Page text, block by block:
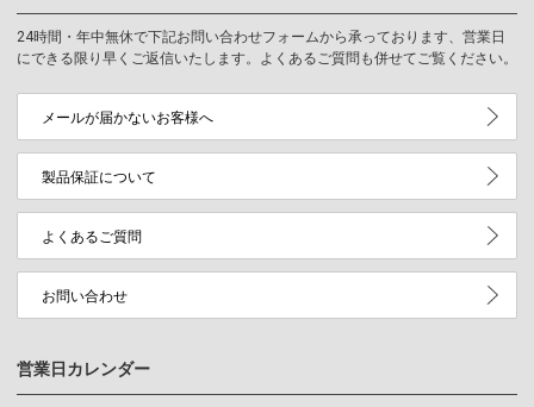
24時間・年中無休で下記お問い合わせフォームから承っております、営業日
にできる限り早くご返信いたします。よくあるご質問も併せてご覧ください。
メールが届かないお客様へ
製品保証について
よくあるご質問
お問い合わせ
営業日カレンダー